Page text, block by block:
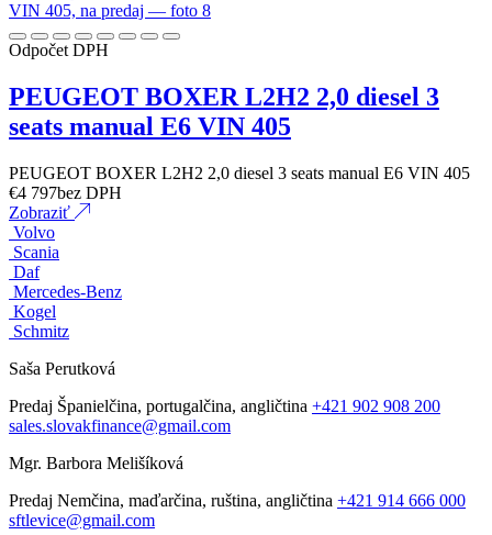
Odpočet DPH
PEUGEOT BOXER L2H2 2,0 diesel 3
seats manual E6 VIN 405
PEUGEOT BOXER L2H2 2,0 diesel 3 seats manual E6 VIN 405
€4 797bez DPH
Zobraziť
Volvo
Scania
Daf
Mercedes-Benz
Kogel
Schmitz
Saša Perutková
Predaj Španielčina, portugalčina, angličtina +421 902 908 200
sales.slovakfinance@gmail.com
Mgr. Barbora Melišíková
Predaj Nemčina, maďarčina, ruština, angličtina +421 914 666 000
sftlevice@gmail.com